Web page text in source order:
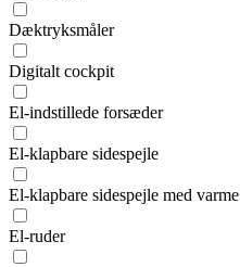
Dæktryksmåler
Digitalt cockpit
El-indstillede forsæder
El-klapbare sidespejle
El-klapbare sidespejle med varme
El-ruder